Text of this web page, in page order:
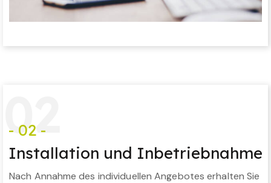
02
- 02 -
Installation und Inbetriebnahme
Nach Annahme des individuellen Angebotes erhalten Sie